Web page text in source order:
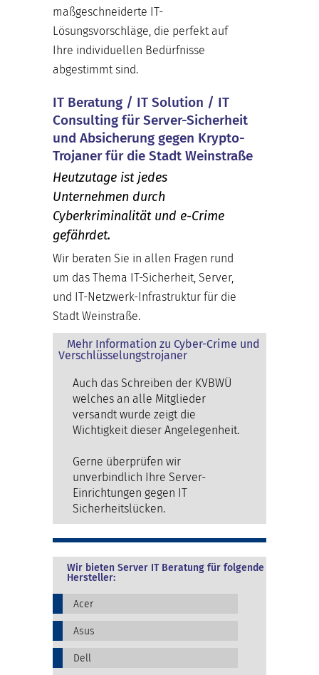
maßgeschneiderte IT-
Lösungsvorschläge, die perfekt auf
Ihre individuellen Bedürfnisse
abgestimmt sind.
IT Beratung / IT Solution / IT
Consulting für Server-Sicherheit
und Absicherung gegen Krypto-
Trojaner für die Stadt Weinstraße
Heutzutage ist jedes
Unternehmen durch
Cyberkriminalität und e-Crime
gefährdet.
Wir beraten Sie in allen Fragen rund
um das Thema IT-Sicherheit, Server,
und IT-Netzwerk-Infrastruktur für die
Stadt Weinstraße.
Mehr Information zu Cyber-Crime und
Verschlüsselungstrojaner
Auch das Schreiben der KVBWÜ
welches an alle Mitglieder
versandt wurde zeigt die
Wichtigkeit dieser Angelegenheit.
Gerne überprüfen wir
unverbindlich Ihre Server-
Einrichtungen gegen IT
Sicherheitslücken.
Wir bieten Server IT Beratung für folgende
Hersteller:
Acer
Asus
Dell